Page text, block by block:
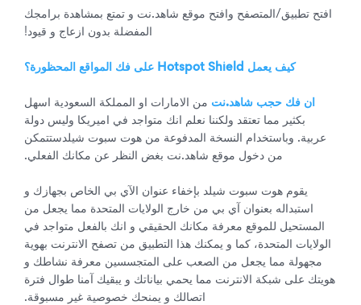
افتح تطبيق/المتصفح وافتح موقع شاهد.نت و تمتع بمشاهدة برامجك
المفضلة بدون ازعاج و قيود!
كيف يعمل Hotspot Shield على فك المواقع المحظورة؟
ان فك حجب شاهد.نت من الامارات او المملكة السعودية اسهل
بكثير مما تعتقد ولكننا نعلم انك متواجد في اميريكا وليس دولة
عربية. وباستخدام النسخة المدفوعة من هوت سبوت شيلدستتمكن
من دخول موقع شاهد.نت بغض النظر عن مكانك الفعلي.
يقوم هوت سبوت شيلد بإخفاء عنوان الآي بي الخاص بجهازك و
استبداله بعنوان آي بي من خارج الولايات المتحدة مما يجعل من
المستحيل للموقع معرفة مكانك الحقيقي و انك بالفعل متواجد في
الولايات المتحدة، كما و يمكنك هذا التطبيق من تصفح الانترنت بهوية
مجهولة مما يجعل من الصعب على المتجسسين معرفة نشاطك و
هويتك على شبكة الانترنت مما يحمي بياناتك و يبقيك آمنا طوال فترة
اتصالك و يمنحك خصوصية غير مسبوقة.